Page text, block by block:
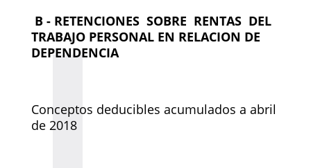
B - RETENCIONES SOBRE RENTAS DEL
TRABAJO PERSONAL EN RELACION DE
DEPENDENCIA
Conceptos deducibles acumulados a abril
de 2018